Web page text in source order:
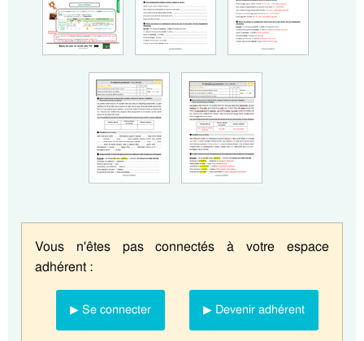
Vous n'êtes pas connectés à votre espace
adhérent :
▶ Se connecter ▶ Devenir adhérent